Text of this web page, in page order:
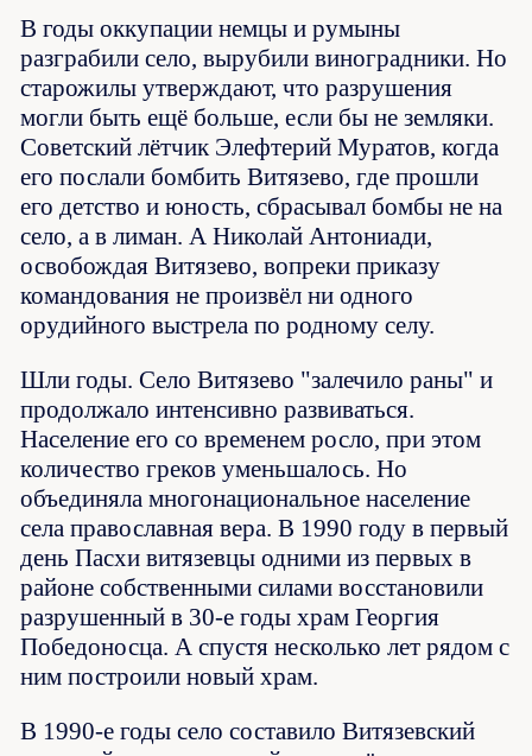
В годы оккупации немцы и румыны
разграбили село, вырубили виноградники. Но
старожилы утверждают, что разрушения
могли быть ещё больше, если бы не земляки.
Советский лётчик Элефтерий Муратов, когда
его послали бомбить Витязево, где прошли
его детство и юность, сбрасывал бомбы не на
село, а в лиман. А Николай Антониади,
освобождая Витязево, вопреки приказу
командования не произвёл ни одного
орудийного выстрела по родному селу.
Шли годы. Село Витязево "залечило раны" и
продолжало интенсивно развиваться.
Население его со временем росло, при этом
количество греков уменьшалось. Но
объединяла многонациональное население
села православная вера. В 1990 году в первый
день Пасхи витязевцы одними из первых в
районе собственными силами восстановили
разрушенный в 30-е годы храм Георгия
Победоносца. А спустя несколько лет рядом с
ним построили новый храм.
В 1990-е годы село составило Витязевский